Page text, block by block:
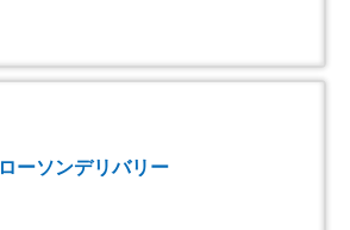
ローソンデリバリー